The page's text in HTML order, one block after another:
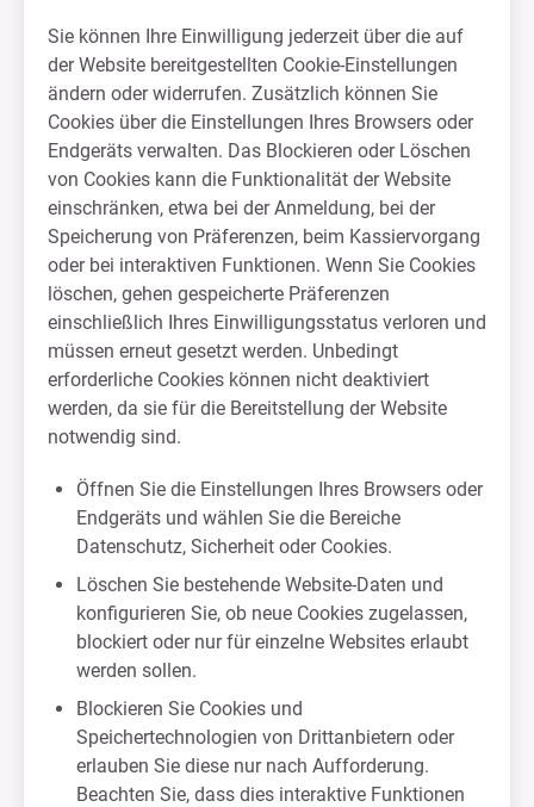
Sie können Ihre Einwilligung jederzeit über die auf
der Website bereitgestellten Cookie-Einstellungen
ändern oder widerrufen. Zusätzlich können Sie
Cookies über die Einstellungen Ihres Browsers oder
Endgeräts verwalten. Das Blockieren oder Löschen
von Cookies kann die Funktionalität der Website
einschränken, etwa bei der Anmeldung, bei der
Speicherung von Präferenzen, beim Kassiervorgang
oder bei interaktiven Funktionen. Wenn Sie Cookies
löschen, gehen gespeicherte Präferenzen
einschließlich Ihres Einwilligungsstatus verloren und
müssen erneut gesetzt werden. Unbedingt
erforderliche Cookies können nicht deaktiviert
werden, da sie für die Bereitstellung der Website
notwendig sind.
Öffnen Sie die Einstellungen Ihres Browsers oder
Endgeräts und wählen Sie die Bereiche
Datenschutz, Sicherheit oder Cookies.
Löschen Sie bestehende Website-Daten und
konfigurieren Sie, ob neue Cookies zugelassen,
blockiert oder nur für einzelne Websites erlaubt
werden sollen.
Blockieren Sie Cookies und
Speichertechnologien von Drittanbietern oder
erlauben Sie diese nur nach Aufforderung.
Beachten Sie, dass dies interaktive Funktionen